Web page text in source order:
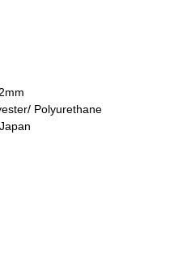
Polyurethane